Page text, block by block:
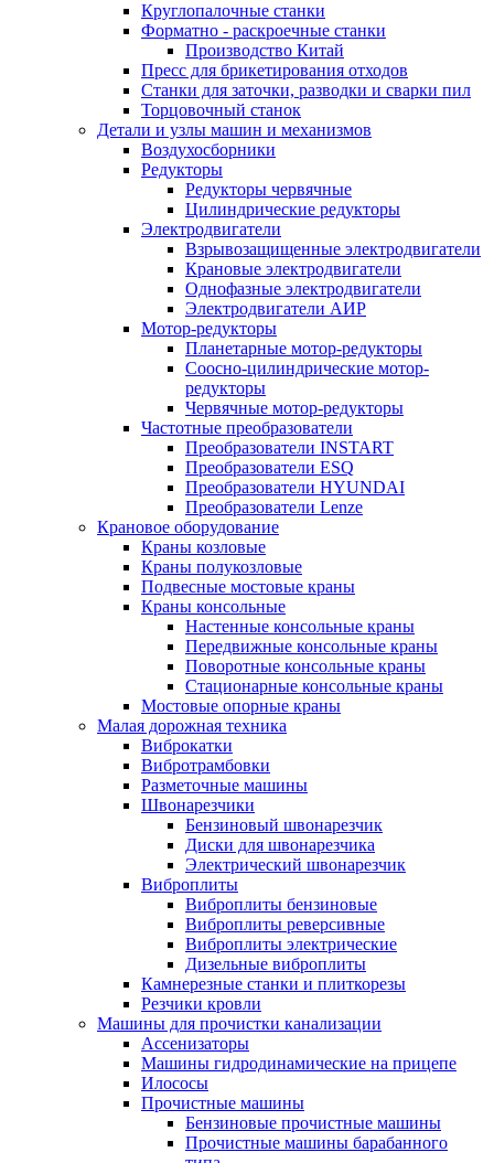
Круглопалочные станки
Форматно - раскроечные станки
Производство Китай
Пресс для брикетирования отходов
Станки для заточки, разводки и сварки пил
Торцовочный станок
Детали и узлы машин и механизмов
Воздухосборники
Редукторы
Редукторы червячные
Цилиндрические редукторы
Электродвигатели
Взрывозащищенные электродвигатели
Крановые электродвигатели
Однофазные электродвигатели
Электродвигатели АИР
Мотор-редукторы
Планетарные мотор-редукторы
Соосно-цилиндрические мотор-
редукторы
Червячные мотор-редукторы
Частотные преобразователи
Преобразователи INSTART
Преобразователи ESQ
Преобразователи HYUNDAI
Преобразователи Lenze
Крановое оборудование
Краны козловые
Краны полукозловые
Подвесные мостовые краны
Краны консольные
Настенные консольные краны
Передвижные консольные краны
Поворотные консольные краны
Стационарные консольные краны
Мостовые опорные краны
Малая дорожная техника
Виброкатки
Вибротрамбовки
Разметочные машины
Швонарезчики
Бензиновый швонарезчик
Диски для швонарезчика
Электрический швонарезчик
Виброплиты
Виброплиты бензиновые
Виброплиты реверсивные
Виброплиты электрические
Дизельные виброплиты
Камнерезные станки и плиткорезы
Резчики кровли
Машины для прочистки канализации
Ассенизаторы
Машины гидродинамические на прицепе
Илососы
Прочистные машины
Бензиновые прочистные машины
Прочистные машины барабанного